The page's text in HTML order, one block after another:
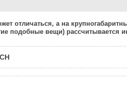
отличаться, а на
подобные вещи) рассчитывается